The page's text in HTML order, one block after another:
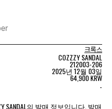
크록스
COZZZY SANDAL
212003-206
2025년 12월 03일
64,900 KRW
-
SANDAL의 발매 정보입니다. 발매